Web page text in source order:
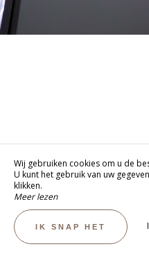
Wij gebruiken cookies om u de
U kunt het gebruik van uw
klikken.
Meer lezen
IK SNAP HET